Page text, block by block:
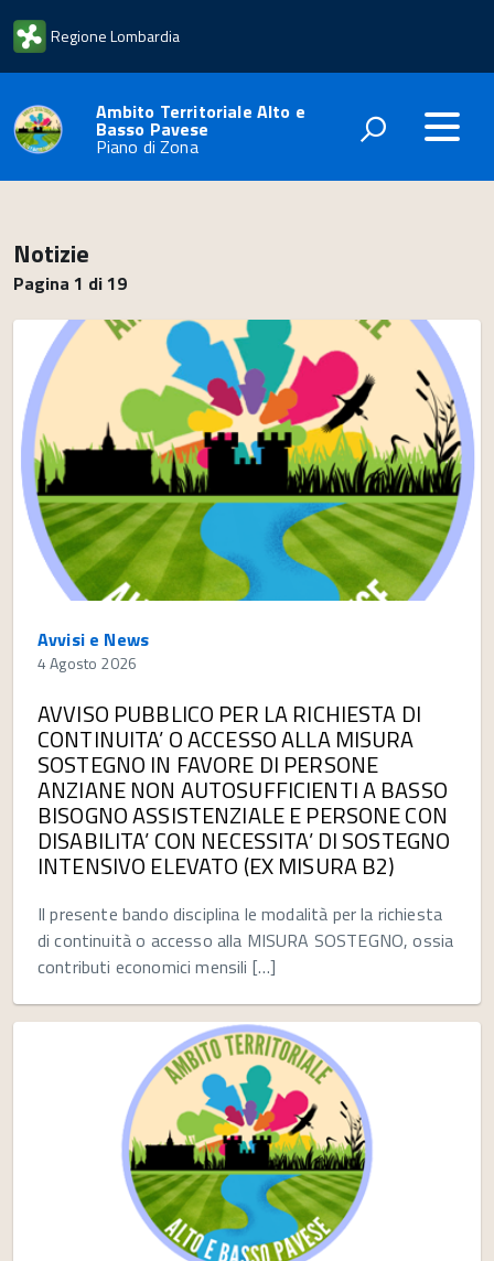
Regione Lombardia
Ambito Territoriale Alto e
Basso Pavese
Piano di Zona
Notizie
Pagina 1 di 19
Avvisi e News
4 Agosto 2026
AVVISO PUBBLICO PER LA RICHIESTA DI
CONTINUITA’ O ACCESSO ALLA MISURA
SOSTEGNO IN FAVORE DI PERSONE
ANZIANE NON AUTOSUFFICIENTI A BASSO
BISOGNO ASSISTENZIALE E PERSONE CON
DISABILITA’ CON NECESSITA’ DI SOSTEGNO
INTENSIVO ELEVATO (EX MISURA B2)
Il presente bando disciplina le modalità per la richiesta
di continuità o accesso alla MISURA SOSTEGNO, ossia
contributi economici mensili […]